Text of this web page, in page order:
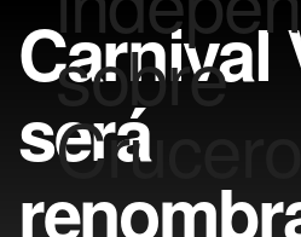
Carnival
será